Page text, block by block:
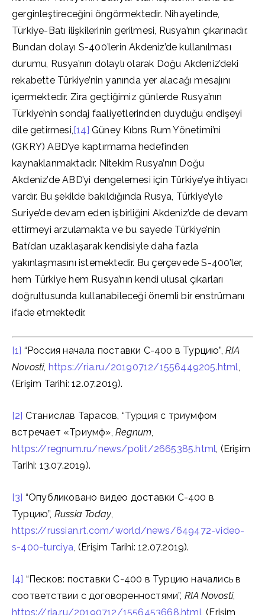
gerginleştireceğini öngörmektedir. Nihayetinde,
Türkiye-Batı ilişkilerinin gerilmesi, Rusya’nın çıkarınadır.
Bundan dolayı S-400’lerin Akdeniz’de kullanılması
durumu, Rusya’nın dolaylı olarak Doğu Akdeniz’deki
rekabette Türkiye’nin yanında yer alacağı mesajını
içermektedir. Zira geçtiğimiz günlerde Rusya’nın
Türkiye’nin sondaj faaliyetlerinden duyduğu endişeyi
dile getirmesi,[14] Güney Kıbrıs Rum Yönetimi’ni
(GKRY) ABD’ye kaptırmama hedefinden
kaynaklanmaktadır. Nitekim Rusya’nın Doğu
Akdeniz’de ABD’yi dengelemesi için Türkiye’ye ihtiyacı
vardır. Bu şekilde bakıldığında Rusya, Türkiye’yle
Suriye’de devam eden işbirliğini Akdeniz’de de devam
ettirmeyi arzulamakta ve bu sayede Türkiye’nin
Batı’dan uzaklaşarak kendisiyle daha fazla
yakınlaşmasını istemektedir. Bu çerçevede S-400’ler,
hem Türkiye hem Rusya’nın kendi ulusal çıkarları
doğrultusunda kullanabileceği önemli bir enstrümanı
ifade etmektedir.
[1] “Россия начала поставки С-400 в Турцию”,RIA
Novosti, https://ria.ru/20190712/1556449205.html,
(Erişim Tarihi: 12.07.2019).
[2] Станислав Тарасов, “Турция с триумфом
встречает «Триумф», Regnum,
https://regnum.ru/news/polit/2665385.html, (Erişim
Tarihi: 13.07.2019).
[3] “Опубликовано видео доставки С-400 в
Турцию”, Russia Today,
https://russian.rt.com/world/news/649472-video-
s-400-turciya, (Erişim Tarihi: 12.07.2019).
[4] “Песков: поставки С-400 в Турцию начались в
соответствии с договоренностями”, RIA Novosti,
https://ria.ru/20190712/1556453668.html , (Erişim